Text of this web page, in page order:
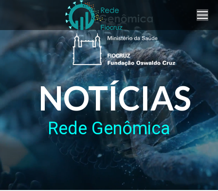
Rede Genômica
NOTÍCIAS